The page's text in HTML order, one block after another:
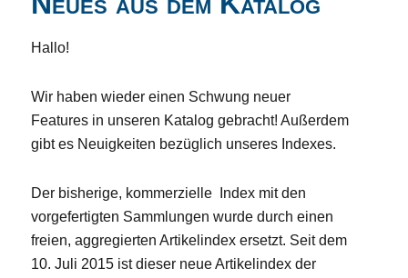
Hallo!
Wir haben wieder einen Schwung neuer
Features in unseren Katalog gebracht! Außerdem
gibt es Neuigkeiten bezüglich unseres Indexes.
Der bisherige, kommerzielle Index mit den
vorgefertigten Sammlungen wurde durch einen
freien, aggregierten Artikelindex ersetzt. Seit dem
10. Juli 2015 ist dieser neue Artikelindex der